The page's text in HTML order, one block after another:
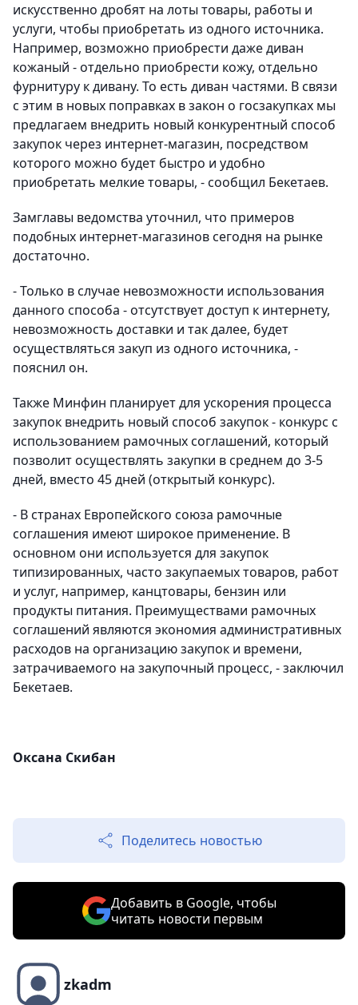
искусственно дробят на лоты товары, работы и
услуги, чтобы приобретать из одного источника.
Например, возможно приобрести даже диван
кожаный - отдельно приобрести кожу, отдельно
фурнитуру к дивану. То есть диван частями. В связи
с этим в новых поправках в закон о госзакупках мы
предлагаем внедрить новый конкурентный способ
закупок через интернет-магазин, посредством
которого можно будет быстро и удобно
приобретать мелкие товары, - сообщил Бекетаев.
Замглавы ведомства уточнил, что примеров
подобных интернет-магазинов сегодня на рынке
достаточно.
- Только в случае невозможности использования
данного способа - отсутствует доступ к интернету,
невозможность доставки и так далее, будет
осуществляться закуп из одного источника, -
пояснил он.
Также Минфин планирует для ускорения процесса
закупок внедрить новый способ закупок - конкурс с
использованием рамочных соглашений, который
позволит осуществлять закупки в среднем до 3-5
дней, вместо 45 дней (открытый конкурс).
- В странах Европейского союза рамочные
соглашения имеют широкое применение. В
основном они используется для закупок
типизированных, часто закупаемых товаров, работ
и услуг, например, канцтовары, бензин или
продукты питания. Преимуществами рамочных
соглашений являются экономия административных
расходов на организацию закупок и времени,
затрачиваемого на закупочный процесс, - заключил
Бекетаев.
Оксана Скибан
Поделитесь новостью
Добавить в Google, чтобы
читать новости первым
zkadm